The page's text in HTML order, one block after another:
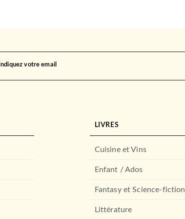
Indiquez votre email
LIVRES
Cuisine et Vins
Enfant / Ados
Fantasy et Science-fiction
Littérature